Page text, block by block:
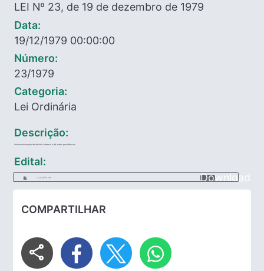
LEI Nº 23, de 19 de dezembro de 1979
Data:
19/12/1979 00:00:00
Número:
23/1979
Categoria:
Lei Ordinária
Descrição:
Autoriza alienação de imóveis urbanos e dá outras providências
Edital:
Lei_23_1979.pdf Download
COMPARTILHAR
share